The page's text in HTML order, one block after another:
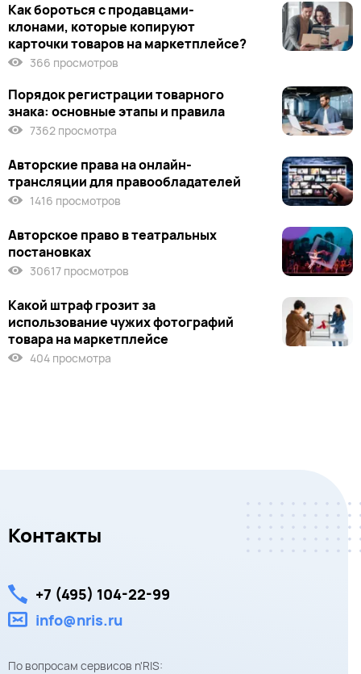
Как бороться с продавцами-
клонами, которые копируют
карточки товаров на маркетплейсе?
366 просмотров
Порядок регистрации товарного
знака: основные этапы и правила
7362 просмотра
Авторские права на онлайн-
трансляции для правообладателей
1416 просмотров
Авторское право в театральных
постановках
30617 просмотров
Какой штраф грозит за
использование чужих фотографий
товара на маркетплейсе
404 просмотра
Контакты
+7 (495) 104-22-99
info@nris.ru
По вопросам сервисов n'RIS: